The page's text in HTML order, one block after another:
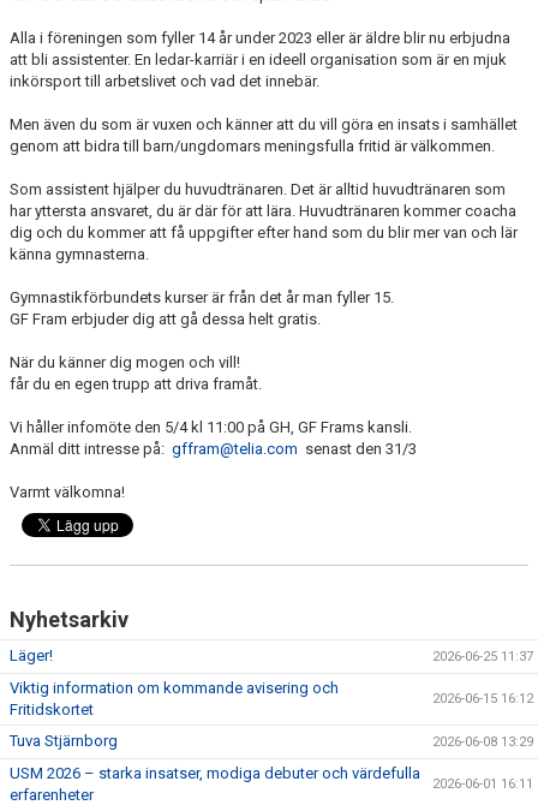
Alla i föreningen som fyller 14 år under 2023 eller är äldre blir nu erbjudna
att bli assistenter. En ledar-karriär i en ideell organisation som är en mjuk
inkörsport till arbetslivet och vad det innebär.
Men även du som är vuxen och känner att du vill göra en insats i samhället
genom att bidra till barn/ungdomars meningsfulla fritid är välkommen.
Som assistent hjälper du huvudtränaren. Det är alltid huvudtränaren som
har yttersta ansvaret, du är där för att lära. Huvudtränaren kommer coacha
dig och du kommer att få uppgifter efter hand som du blir mer van och lär
känna gymnasterna.
Gymnastikförbundets kurser är från det år man fyller 15.
GF Fram erbjuder dig att gå dessa helt gratis.
När du känner dig mogen och vill!
får du en egen trupp att driva framåt.
Vi håller infomöte den 5/4 kl 11:00 på GH, GF Frams kansli.
Anmäl ditt intresse på: gffram@telia.com senast den 31/3
Varmt välkomna!
Nyhetsarkiv
Läger! 2026-06-25 11:37
Viktig information om kommande avisering och
Fritidskortet
2026-06-15 16:12
Tuva Stjärnborg 2026-06-08 13:29
USM 2026 – starka insatser, modiga debuter och värdefulla
erfarenheter
2026-06-01 16:11